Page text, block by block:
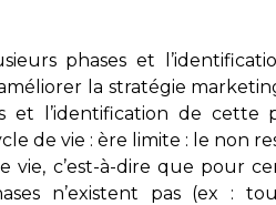
phases et
la stratégie
et l’identification de cette
de vie : ère limite : le non
vie, c’est-à-dire que pour
n’existent pas (ex :